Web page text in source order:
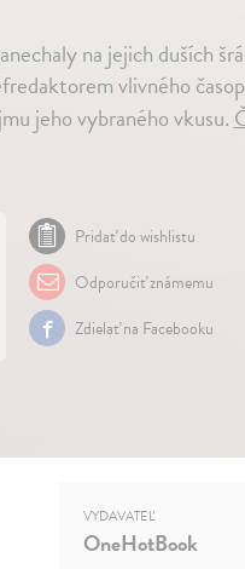
na jejich duších
vlivného
jeho vybraného vkusu.
Pridať do wishlistu
Odporučiť známemu
Zdielať na Facebooku
VYDAVATEĽ
OneHotBook